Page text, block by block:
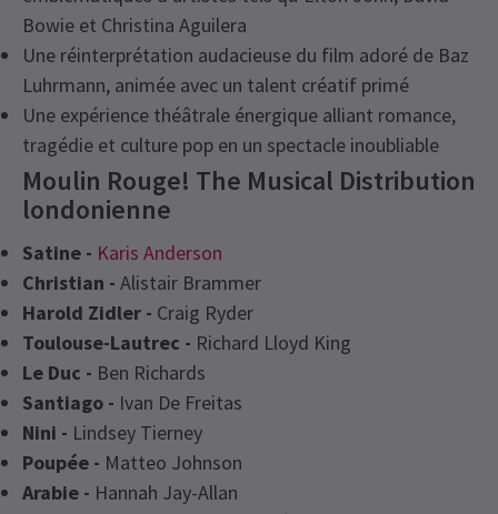
Bowie et Christina Aguilera
Une réinterprétation audacieuse du film adoré de Baz
Luhrmann, animée avec un talent créatif primé
Une expérience théâtrale énergique alliant romance,
tragédie et culture pop en un spectacle inoubliable
Moulin Rouge! The Musical Distribution
londonienne
Satine - Karis Anderson
Christian - Alistair Brammer
Harold Zidler - Craig Ryder
Toulouse-Lautrec - Richard Lloyd King
Le Duc - Ben Richards
Santiago - Ivan De Freitas
Nini - Lindsey Tierney
Poupée - Matteo Johnson
Arabie - Hannah Jay-Allan